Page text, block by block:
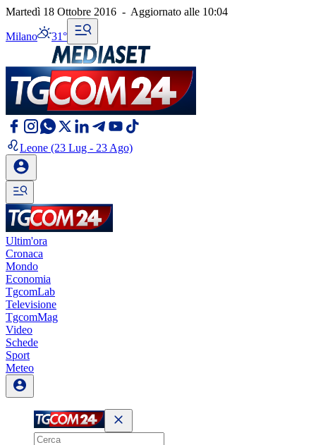
Martedì 18 Ottobre 2016 - Aggiornato alle 10:04
Milano 31°
Leone (23 Lug - 23 Ago)
Ultim'ora
Cronaca
Mondo
Economia
TgcomLab
Televisione
TgcomMag
Video
Schede
Sport
Meteo